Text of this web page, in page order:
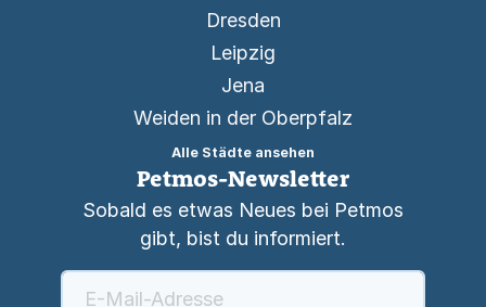
Dresden
Leipzig
Jena
Weiden in der Oberpfalz
Alle Städte ansehen
Petmos-Newsletter
Sobald es etwas Neues bei Petmos
gibt, bist du informiert.